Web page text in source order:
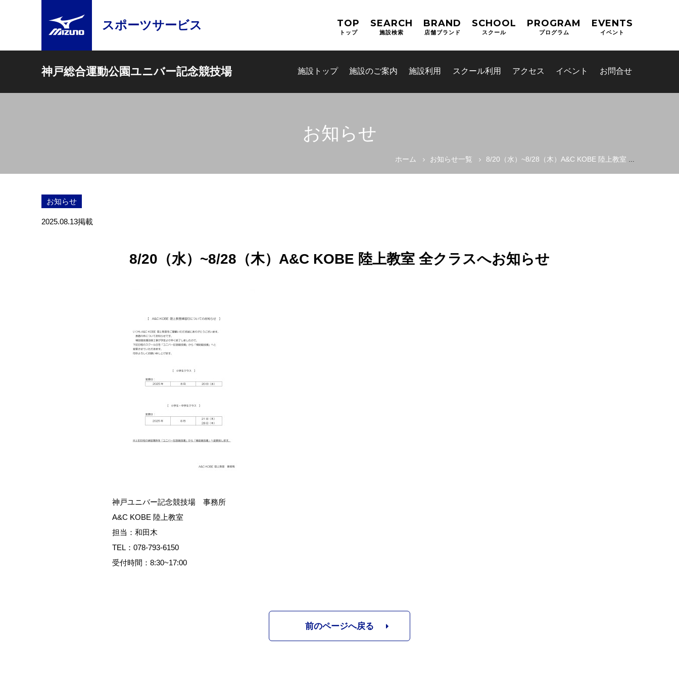
スポーツサービス TOP
トップ
SEARCH
施設検索
BRAND
店舗ブランド
SCHOOL
スクール
PROGRAM
プログラム
EVENTS
イベント
神戸総合運動公園ユニバー記念競技場 施設トップ 施設のご案内 施設利用 スクール利用 アクセス イベント お問合せ
お知らせ
ホーム お知らせ一覧
お知らせ
2025.08.13掲載
8/20（水）~8/28（木）A&C KOBE 陸上教室 全クラスへお知らせ
神戸ユニバー記念競技場 事務所
A&C KOBE 陸上教室
担当：和田木
TEL：078-793-6150
受付時間：8:30~17:00
前のページへ戻る